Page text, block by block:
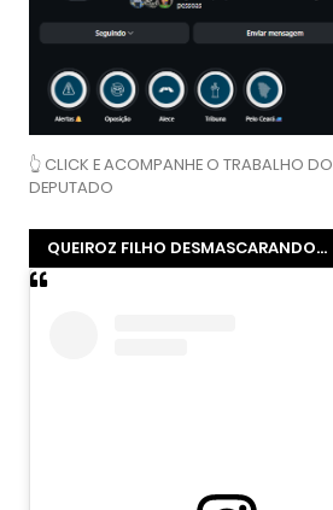
👆 CLICK E ACOMPANHE O TRABALHO DO
DEPUTADO
QUEIROZ FILHO DESMASCARANDO...